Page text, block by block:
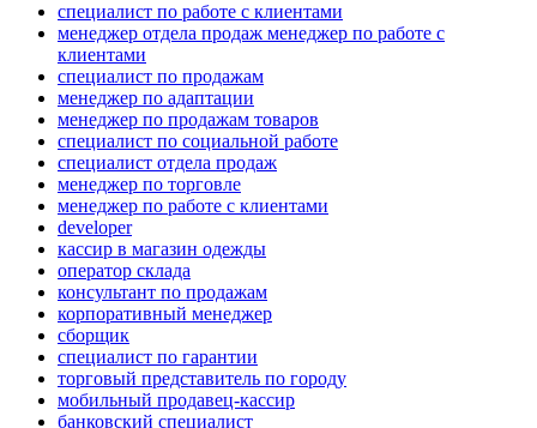
специалист по работе с клиентами
менеджер отдела продаж менеджер по работе с
клиентами
специалист по продажам
менеджер по адаптации
менеджер по продажам товаров
специалист по социальной работе
специалист отдела продаж
менеджер по торговле
менеджер по работе с клиентами
developer
кассир в магазин одежды
оператор склада
консультант по продажам
корпоративный менеджер
сборщик
специалист по гарантии
торговый представитель по городу
мобильный продавец-кассир
банковский специалист